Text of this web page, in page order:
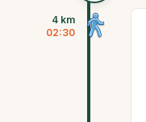
4 km
02:30